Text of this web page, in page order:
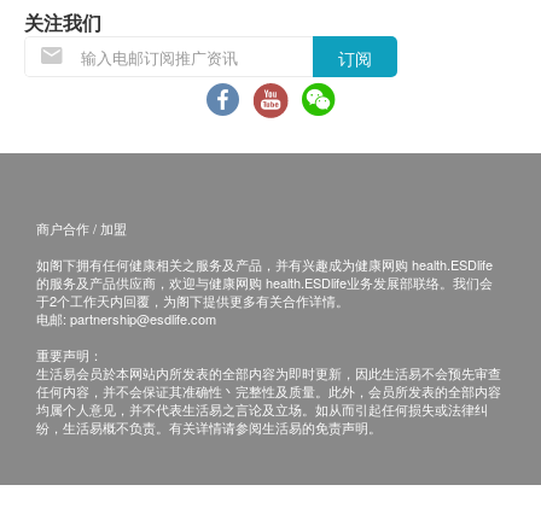
专业医护人员讲解报告
预留E-mail，深圳希华爱康健医院会在报告完
成后发送至客户电邮地址。
体检报告完成后可预约医生讲解报告，客户可选择
当面讲解：需至少提前1日预约具体时间（预约
联络电话：+852 3848 1047），体检人在约定
时间到中心聼医生当面讲解。如预约当面讲
解，有以下地点可供选择：
G区2层部分、3-7层
三、免责声明
关注我们
订阅
商户合作 / 加盟
如阁下拥有任何健康相关之服务及产品，并有兴趣成为健康网购 health.ESDlife
的服务及产品供应商，欢迎与健康网购 health.ESDlife业务发展部联络。我们会
于2个工作天内回覆，为阁下提供更多有关合作详情。
电邮: partnership@esdlife.com
重要声明：
生活易会员於本网站内所发表的全部内容为即时更新，因此生活易不会预先审查
任何内容，并不会保证其准确性丶完整性及质量。此外，会员所发表的全部内容
均属个人意见，并不代表生活易之言论及立场。如从而引起任何损失或法律纠
纷，生活易概不负责。有关详情请参阅生活易的免责声明。